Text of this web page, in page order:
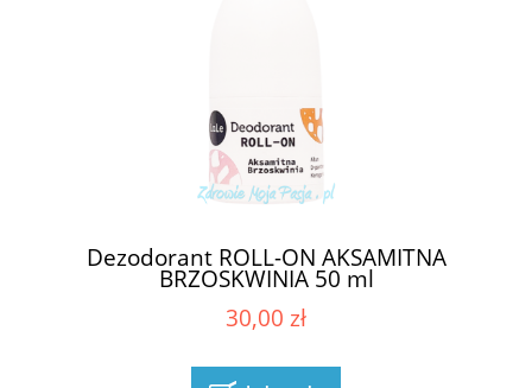
Dezodorant ROLL-ON AKSAMITNA
BRZOSKWINIA 50 ml
30,00 zł